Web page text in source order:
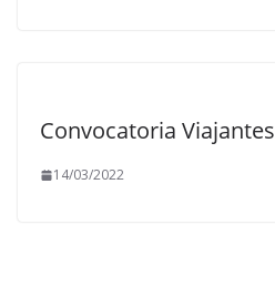
Convocatoria Viajantes
14/03/2022